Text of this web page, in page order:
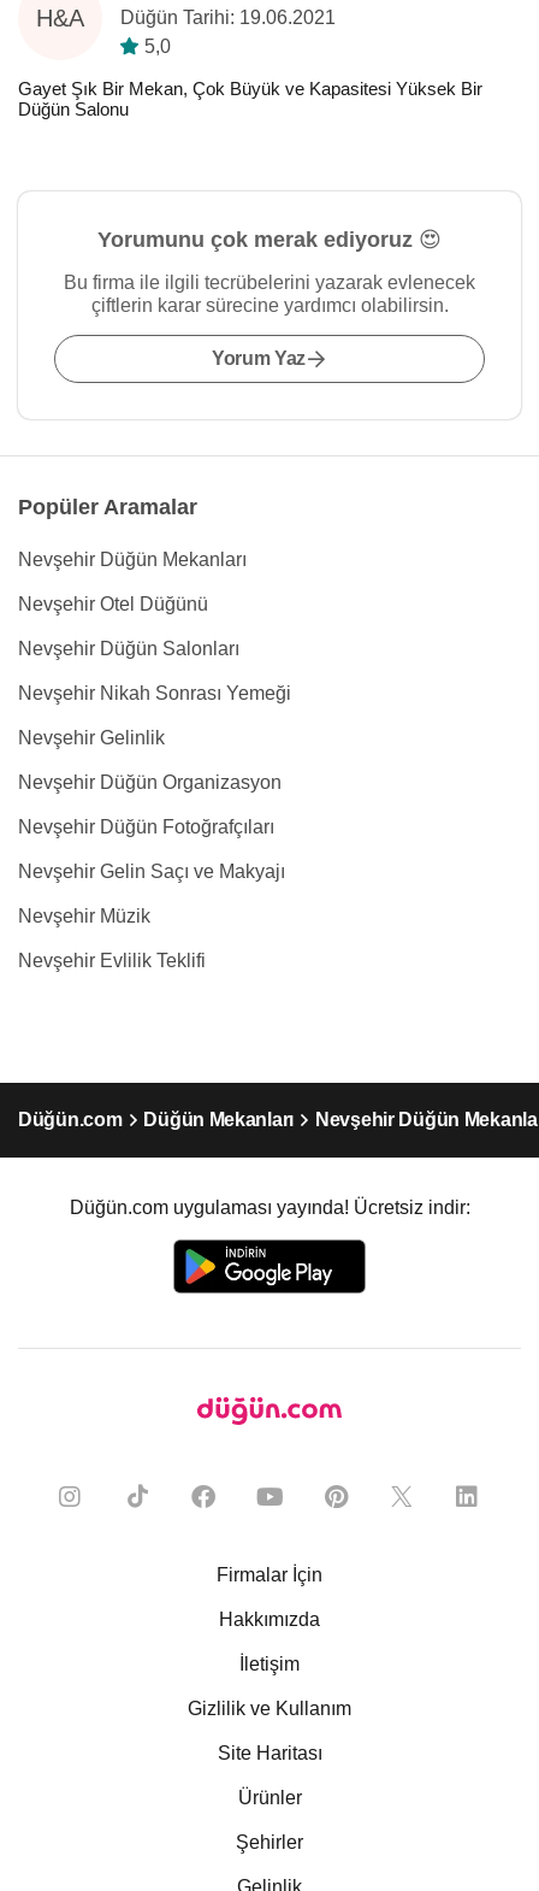
H&A
Düğün Tarihi: 19.06.2021
5,0
Gayet Şık Bir Mekan, Çok Büyük ve Kapasitesi Yüksek Bir
Düğün Salonu
Yorumunu çok merak ediyoruz 😍
Bu firma ile ilgili tecrübelerini yazarak evlenecek
çiftlerin karar sürecine yardımcı olabilirsin.
Yorum Yaz
Popüler Aramalar
Nevşehir Düğün Mekanları
Nevşehir Otel Düğünü
Nevşehir Düğün Salonları
Nevşehir Nikah Sonrası Yemeği
Nevşehir Gelinlik
Nevşehir Düğün Organizasyon
Nevşehir Düğün Fotoğrafçıları
Nevşehir Gelin Saçı ve Makyajı
Nevşehir Müzik
Nevşehir Evlilik Teklifi
Düğün.com Düğün Mekanları Nevşehir Düğün
Düğün.com uygulaması yayında! Ücretsiz indir:
Firmalar İçin
Hakkımızda
İletişim
Gizlilik ve Kullanım
Site Haritası
Ürünler
Şehirler
Gelinlik